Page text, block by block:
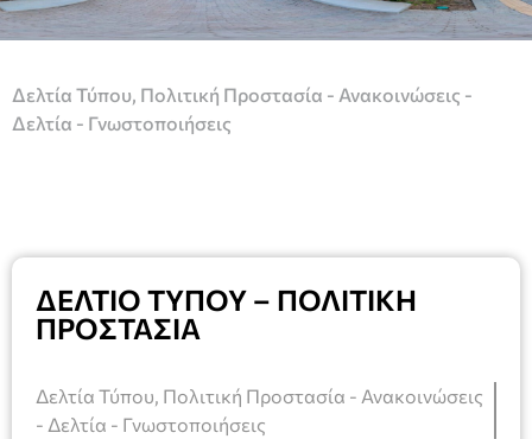
Δελτία Τύπου Πολιτική Προστασία - Ανακοινώσεις -
Δελτία - Γνωστοποιήσεις
ΔΕΛΤΙΟ ΤΥΠΟΥ – ΠΟΛΙΤΙΚΗ
ΠΡΟΣΤΑΣΙΑ
Δελτία Τύπου Πολιτική Προστασία - Ανακοινώσεις
- Δελτία - Γνωστοποιήσεις